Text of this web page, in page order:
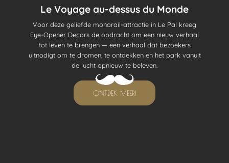
Le Voyage au-dessus du Monde
Voor deze geliefde monorail-attractie in Le Pal kreeg
Eye-Opener Decors de opdracht om een nieuw verhaal
tot leven te brengen — een verhaal dat bezoekers
uitnodigt om te dromen, te ontdekken en het park vanuit
de lucht opnieuw te beleven.
ONTDEK MEER!